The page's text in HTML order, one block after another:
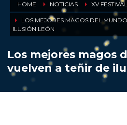
HOME NOTICIAS XV
LOS MEJORES MAGOS DEL
ILUSIÓN LEÓN
Los mejores magos
vuelven a teñir de